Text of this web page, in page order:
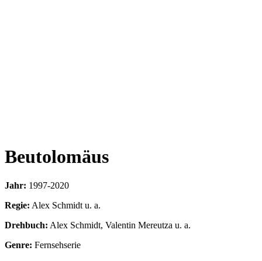
Beutolomäus
Jahr: 1997-2020
Regie: Alex Schmidt u. a.
Drehbuch: Alex Schmidt, Valentin Mereutza u. a.
Genre: Fernsehserie